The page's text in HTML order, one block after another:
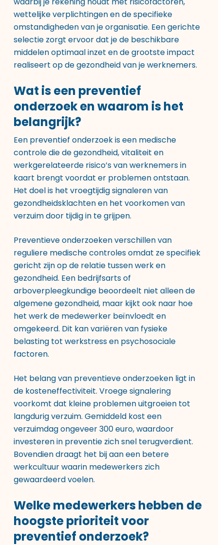
wettelijke verplichtingen en de specifieke
omstandigheden van je organisatie. Een gerichte
selectie zorgt ervoor dat je de beschikbare
middelen optimaal inzet en de grootste impact
realiseert op de gezondheid van je werknemers.
Wat is een preventief
onderzoek en waarom is het
belangrijk?
Een preventief onderzoek is een medische
controle die de gezondheid, vitaliteit en
werkgerelateerde risico’s van werknemers in
kaart brengt voordat er problemen ontstaan.
Het doel is het vroegtijdig signaleren van
gezondheidsklachten en het voorkomen van
verzuim door tijdig in te grijpen.
Preventieve onderzoeken verschillen van
reguliere medische controles omdat ze specifiek
gericht zijn op de relatie tussen werk en
gezondheid. Een bedrijfsarts of
arboverpleegkundige beoordeelt niet alleen de
algemene gezondheid, maar kijkt ook naar hoe
het werk de medewerker beïnvloedt en
omgekeerd. Dit kan variëren van fysieke
belasting tot werkstress en psychosociale
factoren.
Het belang van preventieve onderzoeken ligt in
de kosteneffectiviteit. Vroege signalering
voorkomt dat kleine problemen uitgroeien tot
langdurig verzuim. Gemiddeld kost een
verzuimdag ongeveer 300 euro, waardoor
investeren in preventie zich snel terugverdient.
Bovendien draagt het bij aan een betere
werkcultuur waarin medewerkers zich
gewaardeerd voelen.
Welke medewerkers hebben de
hoogste prioriteit voor
preventief onderzoek?